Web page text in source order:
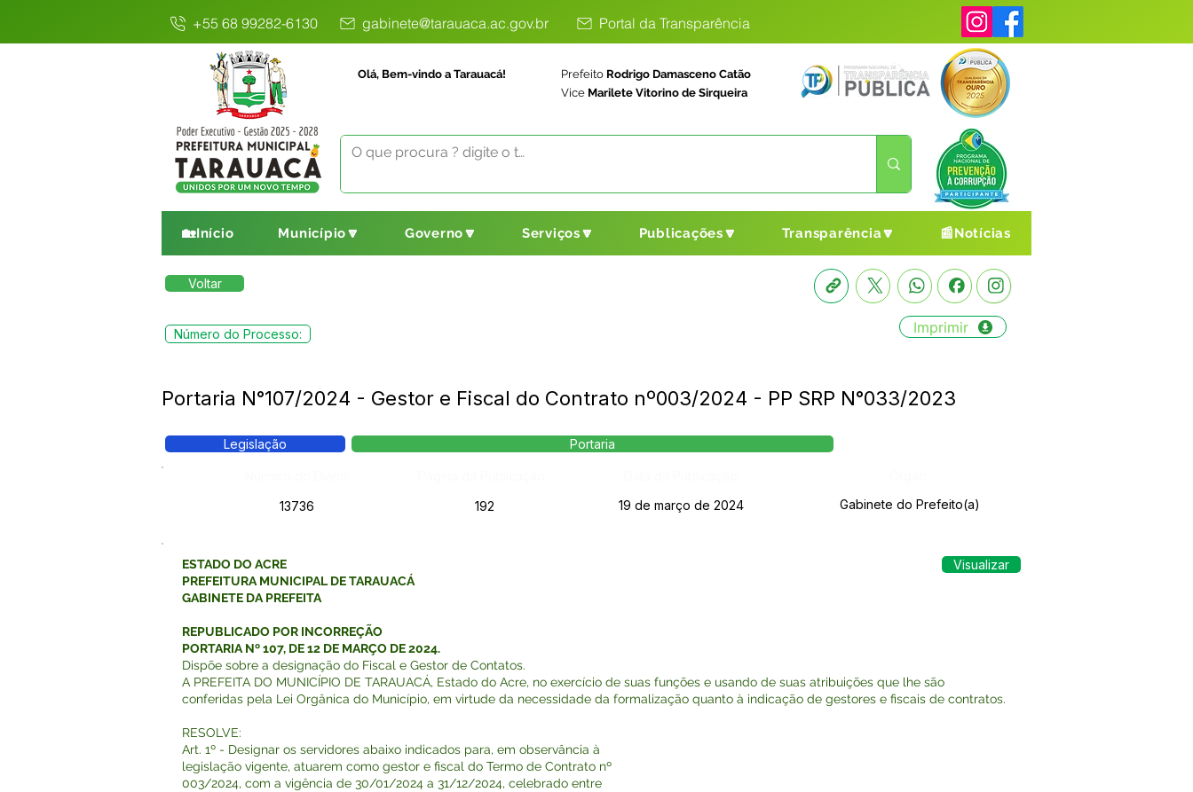
+55 68 99282-6130 gabinete@tarauaca.ac.gov.br Portal da Transparência
Olá, Bem-vindo a Tarauacá! Prefeito Rodrigo Damasceno Catão
Vice Marilete Vitorino de Sirqueira
🏡Início Município🔽 Governo🔽 Serviços🔽 Publicações🔽 Transparência🔽 📰Notícias
Voltar
Número do Processo: Imprimir
Portaria N°107/2024 - Gestor e Fiscal do Contrato nº003/2024 - PP SRP N°033/2023
Legislação Portaria
13736
192 19 de março de 2024 Gabinete do Prefeito(a)
ESTADO DO ACRE
PREFEITURA MUNICIPAL DE TARAUACÁ
GABINETE DA PREFEITA
REPUBLICADO POR INCORREÇÃO
PORTARIA Nº 107, DE 12 DE MARÇO DE 2024.
Dispõe sobre a designação do Fiscal e Gestor de Contatos.
A PREFEITA DO MUNICÍPIO DE TARAUACÁ, Estado do Acre, no exercício de suas funções e usando de suas atribuições que lhe são
conferidas pela Lei Orgânica do Município, em virtude da necessidade da formalização quanto à indicação de gestores e fiscais de contratos.
RESOLVE:
Art. 1º - Designar os servidores abaixo indicados para, em observância à
legislação vigente, atuarem como gestor e fiscal do Termo de Contrato nº
003/2024, com a vigência de 30/01/2024 a 31/12/2024, celebrado entre
Visualizar